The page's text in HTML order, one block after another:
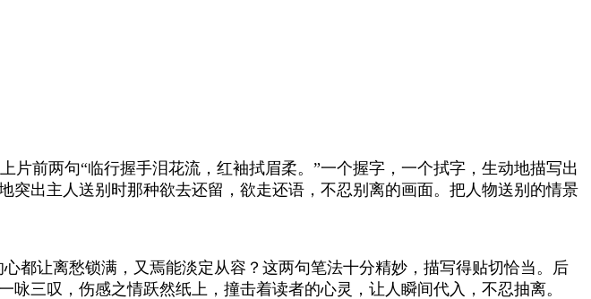
前两句“临行握手泪花流，红袖拭眉柔。”一个握字，一个拭字，生动地描写出
出主人送别时那种欲去还留，欲走还语，不忍别离的画面。把人物送别的情景
让离愁锁满，又焉能淡定从容？这两句笔法十分精妙，描写得贴切恰当。后
三叹，伤感之情跃然纸上，撞击着读者的心灵，让人瞬间代入，不忍抽离。